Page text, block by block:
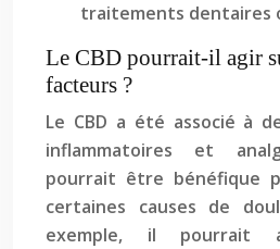
traitements dentaires
Le CBD pourrait-il agir
facteurs ?
Le CBD a été associé à
inflammatoires et
pourrait être bénéfique
certaines causes de
exemple, il pourrait